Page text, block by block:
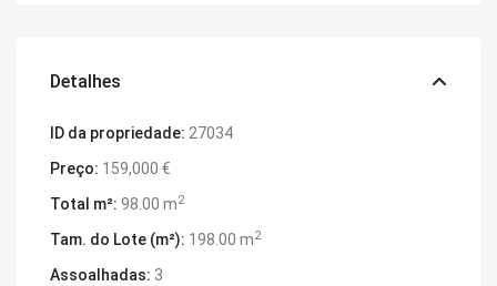
Detalhes
ID da propriedade: 27034
Preço: 159,000 €
Total m²: 98.00 m2
Tam. do Lote (m²): 198.00 m2
Assoalhadas: 3